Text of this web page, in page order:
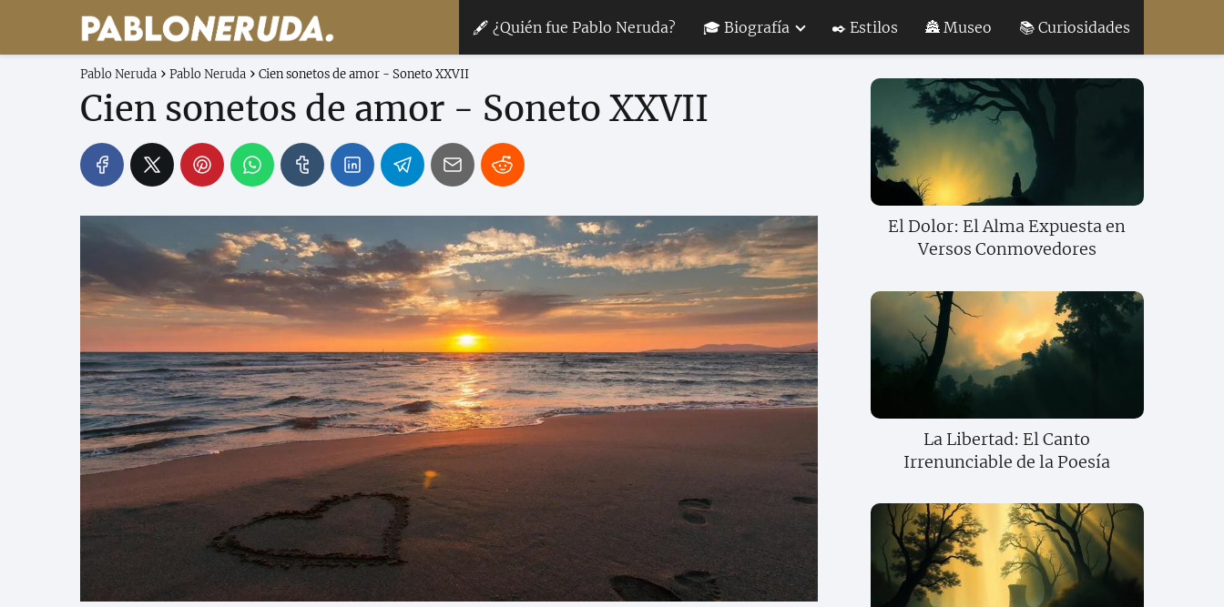
🖋 ¿Quién fue Pablo Neruda? 🎓 Biografía ✒️ Estilos 🏯 Museo 📚 Curiosidades
Pablo Neruda Pablo Neruda Cien sonetos de amor - Soneto XXVII
Cien sonetos de amor - Soneto XXVII
El Dolor: El Alma Expuesta en
Versos Conmovedores
La Libertad: El Canto
Irrenunciable de la Poesía